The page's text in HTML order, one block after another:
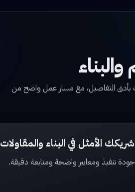
بأدق التفاصيل، مع مسار عمل واضح من
شريكك الأمثل في البناء والمقاولات
جودة تنفيذ ومعايير واضحة ومتابعة دقيقة.